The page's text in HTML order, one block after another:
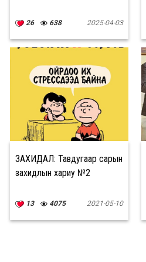
26 638 2025-04-03
ЗАХИДАЛ: Тавдугаар сарын
захидлын хариу №2
13 4075 2021-05-10